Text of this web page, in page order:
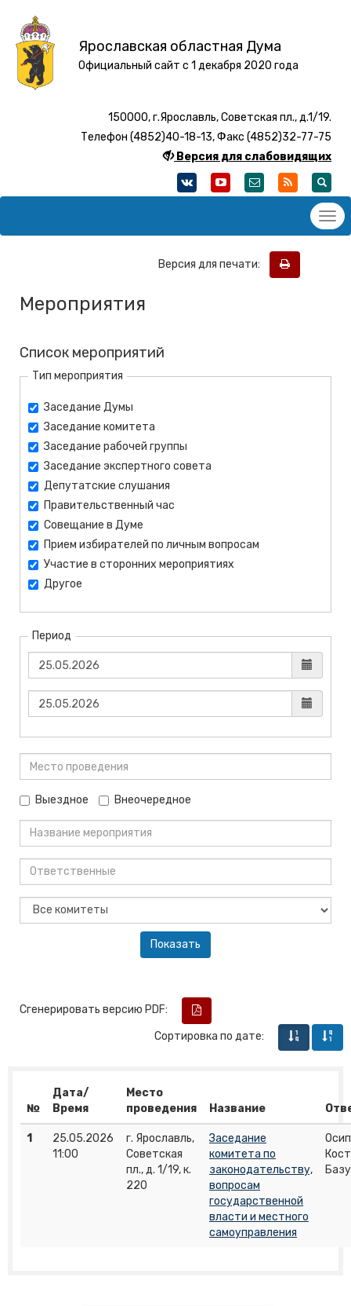
Ярославская областная Дума
Официальный сайт с 1 декабря 2020 года
150000, г.Ярославль, Советская пл., д.1/19.
Телефон (4852)40-18-13, Факс (4852)32-77-75
Версия для слабовидящих
Версия для печати:
Мероприятия
Список мероприятий
Тип мероприятия
Заседание Думы
Заседание комитета
Заседание рабочей группы
Заседание экспертного совета
Депутатские слушания
Правительственный час
Совещание в Думе
Прием избирателей по личным вопросам
Участие в сторонних мероприятиях
Другое
Период
Выездное Внеочередное
Сгенерировать версию PDF:
Сортировка по дате:
№
Дата/
Время
Место
проведения
Название
1
25.05.2026
11:00
г. Ярославль,
Советская
пл., д. 1/19, к.
220
Заседание
комитета по
законодательству,
вопросам
государственной
власти и местного
самоуправления